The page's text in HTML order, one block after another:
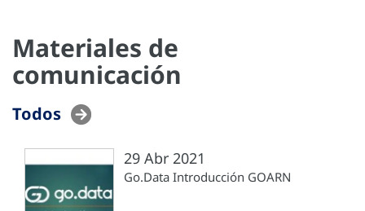
Materiales de
comunicación
Todos
29 Abr 2021
Go.Data Introducción GOARN